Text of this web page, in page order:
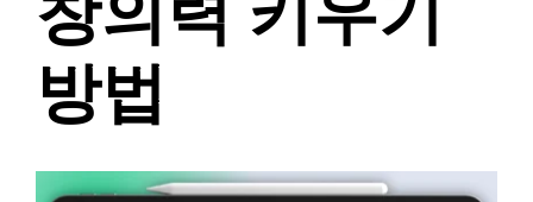
방법